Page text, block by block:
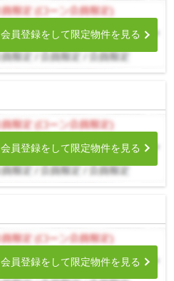
会員登録をして限定物件を見る
会員登録をして限定物件を見る
会員登録をして限定物件を見る